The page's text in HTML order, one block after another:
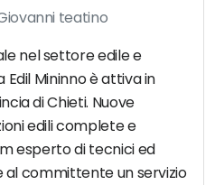
teatino
nel settore edile e
Mininno è attiva in
di Chieti. Nuove
edili complete e
esperto di tecnici ed
al committente un servizio